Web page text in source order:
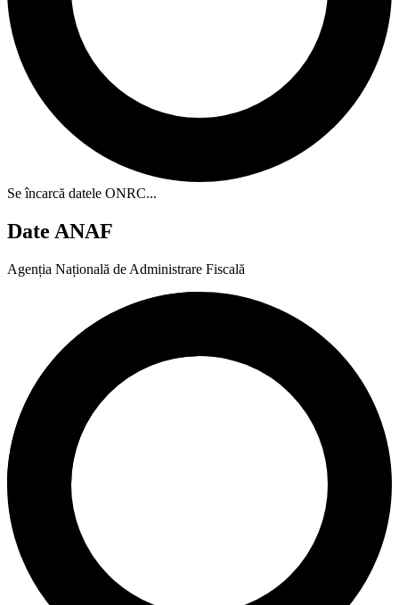
Se încarcă datele ONRC...
Date ANAF
Agenția Națională de Administrare Fiscală